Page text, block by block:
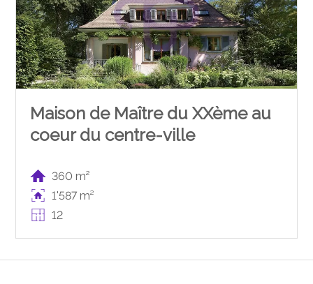
Maison de Maître du XXème au
coeur du centre-ville
360 m²
1'587 m²
12